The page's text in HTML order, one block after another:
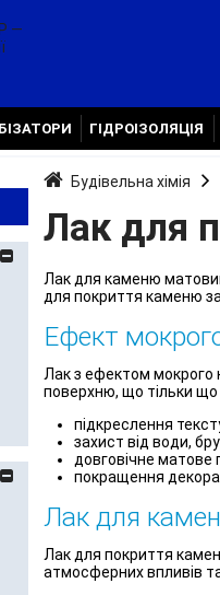
ГІДРОІЗОЛЯЦІЯ
Будівельна хімія
Лак для
Лак для каменю
для покриття каменю
Ефект
Лак з ефектом мокрого
поверхню, що тільки
підкреслення
захист від води,
довговічне матове
покращення
Лак для
Лак для покриття
атмосферних впливів